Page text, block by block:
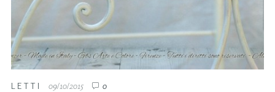
LETTI 09/10/2015 0